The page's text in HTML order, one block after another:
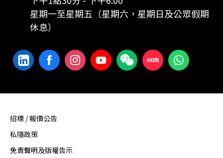
星期一至星期五（星期六，星期日及公眾假期
休息）
招標 / 報價公告
私隱政策
免責聲明及版權告示